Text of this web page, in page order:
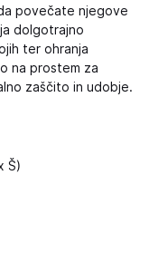
povečate njegove
dolgotrajno
ter ohranja
na prostem za
zaščito in udobje.
Š)